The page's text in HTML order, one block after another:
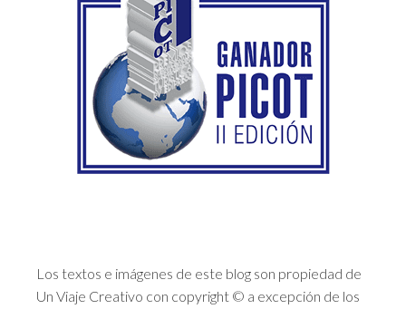
Los textos e imágenes de este blog son propiedad de
Un Viaje Creativo con copyright © a excepción de los